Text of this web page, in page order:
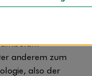
Schock zu
der Integrativen
Essen-
ambulant
anderem zum
also der